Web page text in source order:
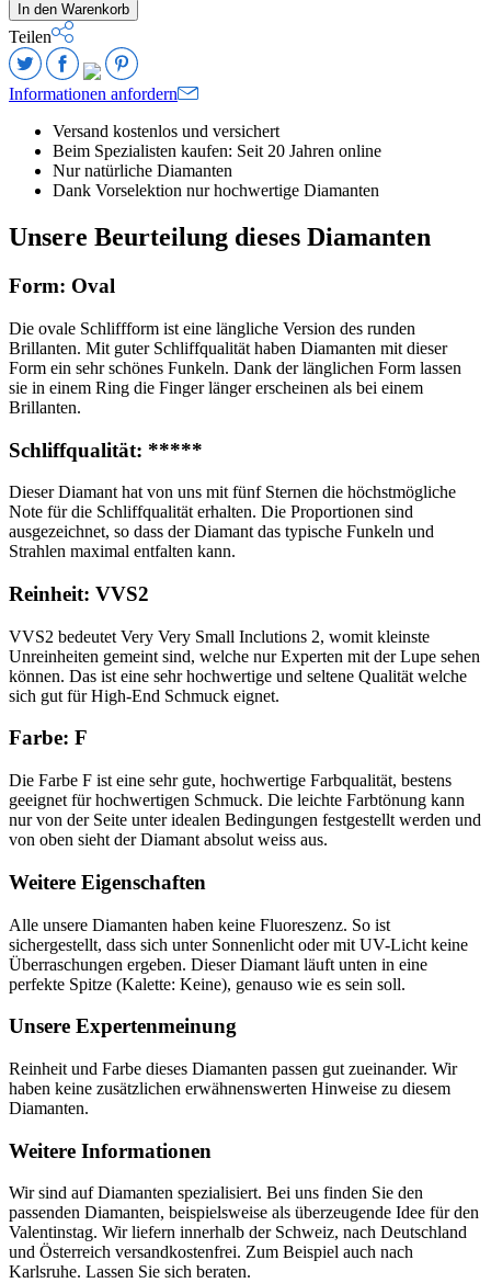
In den Warenkorb
Teilen
Informationen anfordern
Versand kostenlos und versichert
Beim Spezialisten kaufen: Seit 20 Jahren online
Nur natürliche Diamanten
Dank Vorselektion nur hochwertige Diamanten
Unsere Beurteilung dieses Diamanten
Form: Oval
Die ovale Schliffform ist eine längliche Version des runden
Brillanten. Mit guter Schliffqualität haben Diamanten mit dieser
Form ein sehr schönes Funkeln. Dank der länglichen Form lassen
sie in einem Ring die Finger länger erscheinen als bei einem
Brillanten.
Schliffqualität: *****
Dieser Diamant hat von uns mit fünf Sternen die höchstmögliche
Note für die Schliffqualität erhalten. Die Proportionen sind
ausgezeichnet, so dass der Diamant das typische Funkeln und
Strahlen maximal entfalten kann.
Reinheit: VVS2
VVS2 bedeutet Very Very Small Inclutions 2, womit kleinste
Unreinheiten gemeint sind, welche nur Experten mit der Lupe sehen
können. Das ist eine sehr hochwertige und seltene Qualität welche
sich gut für High-End Schmuck eignet.
Farbe: F
Die Farbe F ist eine sehr gute, hochwertige Farbqualität, bestens
geeignet für hochwertigen Schmuck. Die leichte Farbtönung kann
nur von der Seite unter idealen Bedingungen festgestellt werden und
von oben sieht der Diamant absolut weiss aus.
Weitere Eigenschaften
Alle unsere Diamanten haben keine Fluoreszenz. So ist
sichergestellt, dass sich unter Sonnenlicht oder mit UV-Licht keine
Überraschungen ergeben. Dieser Diamant läuft unten in eine
perfekte Spitze (Kalette: Keine), genauso wie es sein soll.
Unsere Expertenmeinung
Reinheit und Farbe dieses Diamanten passen gut zueinander. Wir
haben keine zusätzlichen erwähnenswerten Hinweise zu diesem
Diamanten.
Weitere Informationen
Wir sind auf Diamanten spezialisiert. Bei uns finden Sie den
passenden Diamanten, beispielsweise als überzeugende Idee für den
Valentinstag. Wir liefern innerhalb der Schweiz, nach Deutschland
und Österreich versandkostenfrei. Zum Beispiel auch nach
Karlsruhe. Lassen Sie sich beraten.